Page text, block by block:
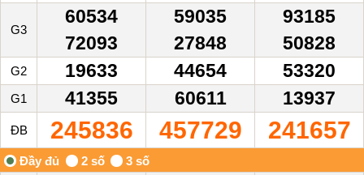
G3
60534
72093
59035
27848
93185
50828
G2 19633 44654 53320
G1 41355 60611 13937
ĐB 245836 457729 241657